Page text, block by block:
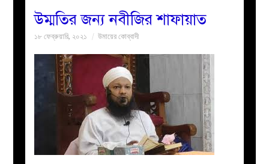
নারীদের
উম্মতির জন্য নবীজির শাফায়াত
১৮ ফেব্রুয়ারি, ২০২১ উমায়ের কোব্বাদী